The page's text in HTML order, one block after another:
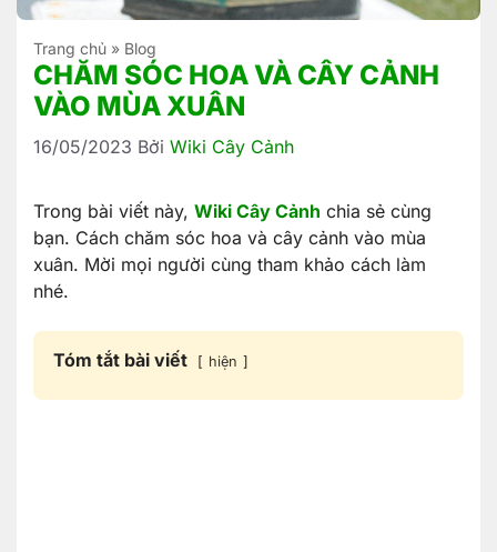
Trang chủ » Blog
CHĂM SÓC HOA VÀ CÂY CẢNH
VÀO MÙA XUÂN
16/05/2023 Bởi Wiki Cây Cảnh
Trong bài viết này, Wiki Cây Cảnh chia sẻ cùng
bạn. Cách chăm sóc hoa và cây cảnh vào mùa
xuân. Mời mọi người cùng tham khảo cách làm
nhé.
Tóm tắt bài viết hiện